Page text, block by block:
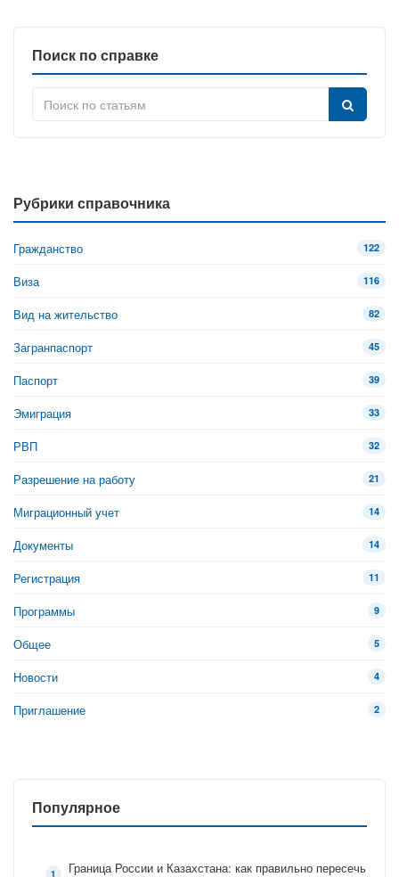
Поиск по справке
Рубрики справочника
Гражданство 122
Виза 116
Вид на жительство 82
Загранпаспорт 45
Паспорт 39
Эмиграция 33
РВП 32
Разрешение на работу 21
Миграционный учет 14
Документы 14
Регистрация 11
Программы 9
Общее 5
Новости 4
Приглашение 2
Популярное
Граница России и Казахстана: как правильно пересечь